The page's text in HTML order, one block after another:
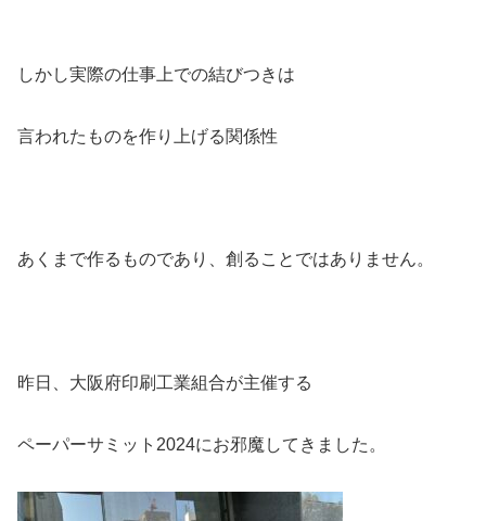
しかし実際の仕事上での結びつきは
言われたものを作り上げる関係性
あくまで作るものであり、創ることではありません。
昨日、大阪府印刷工業組合が主催する
ペーパーサミット2024にお邪魔してきました。